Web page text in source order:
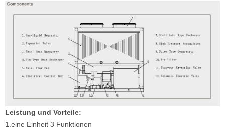
Leistung und Vorteile:
1.eine Einheit 3 ​​Funktionen